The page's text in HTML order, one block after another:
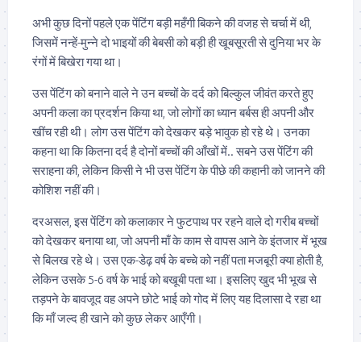
अभी कुछ दिनों पहले एक पेंटिंग बड़ी महँगी बिकने की वजह से चर्चा में थी,
जिसमें नन्हें-मुन्ने दो भाइयों की बेबसी को बड़ी ही खूबसूरती से दुनिया भर के
रंगों में बिखेरा गया था।
उस पेंटिंग को बनाने वाले ने उन बच्चों के दर्द को बिल्कुल जीवंत करते हुए
अपनी कला का प्रदर्शन किया था, जो लोगों का ध्यान बर्बस ही अपनी और
खींच रही थी। लोग उस पेंटिंग को देखकर बड़े भावुक हो रहे थे। उनका
कहना था कि कितना दर्द है दोनों बच्चों की आँखों में.. सबने उस पेंटिंग की
सराहना की, लेकिन किसी ने भी उस पेंटिंग के पीछे की कहानी को जानने की
कोशिश नहीं की।
दरअसल, इस पेंटिंग को कलाकार ने फुटपाथ पर रहने वाले दो गरीब बच्चों
को देखकर बनाया था, जो अपनी माँ के काम से वापस आने के इंतजार में भूख
से बिलख रहे थे। उस एक-डेढ़ वर्ष के बच्चे को नहीं पता मजबूरी क्या होती है,
लेकिन उसके 5-6 वर्ष के भाई को बखूबी पता था। इसलिए खुद भी भूख से
तड़पने के बावजूद वह अपने छोटे भाई को गोद में लिए यह दिलासा दे रहा था
कि माँ जल्द ही खाने को कुछ लेकर आएँगी।